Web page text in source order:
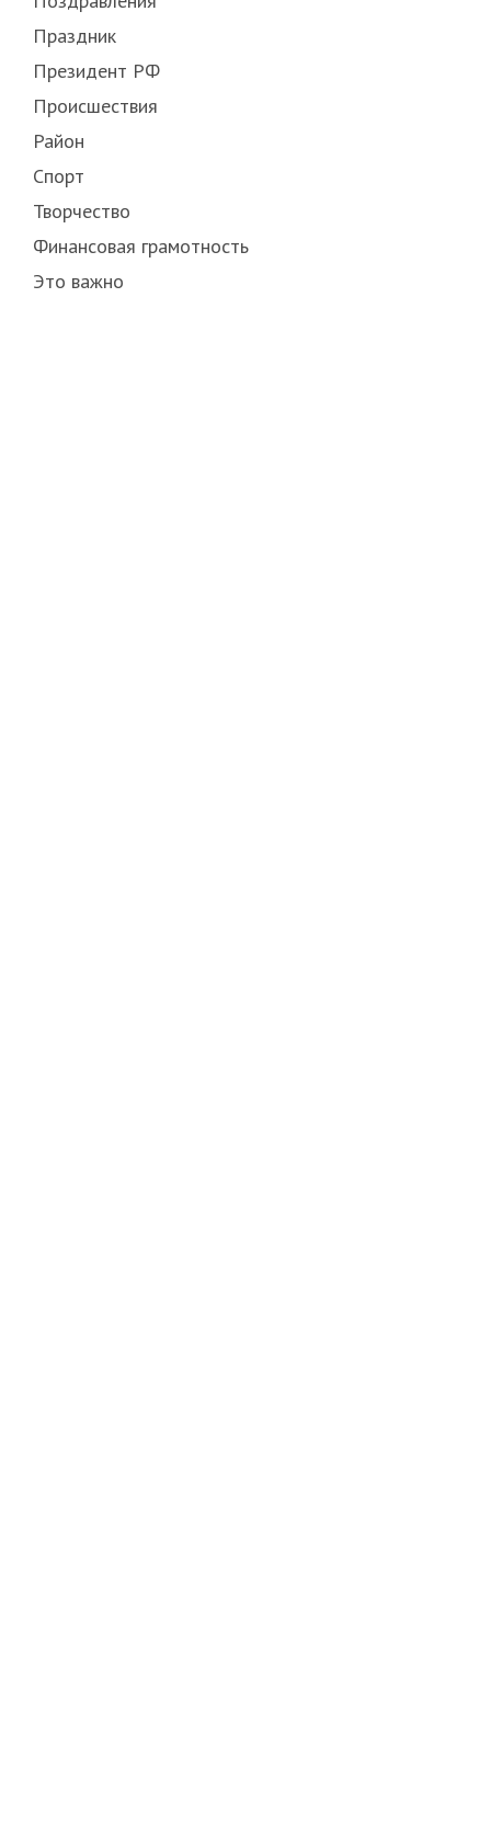
Праздник
Президент РФ
Происшествия
Район
Спорт
Творчество
Финансовая грамотность
Это важно